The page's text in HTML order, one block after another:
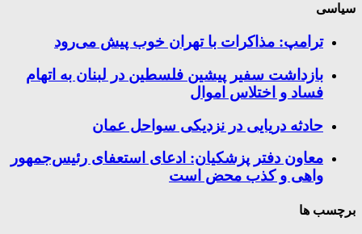
سیاسی
ترامپ: مذاکرات با تهران خوب پیش می‌رود
بازداشت سفیر پیشین فلسطین در لبنان به اتهام
فساد و اختلاس اموال
حادثه دریایی در نزدیکی سواحل عمان
معاون دفتر پزشکیان: ادعای استعفای رئیس‌جمهور
واهی و کذب محض است
برچسب ها